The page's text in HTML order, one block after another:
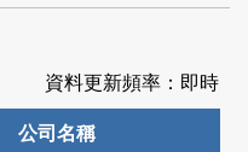
資料更新頻率：即時
公司名稱